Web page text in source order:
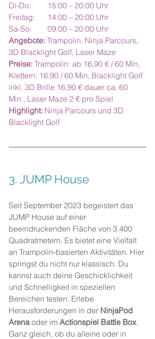
Di-Do: 	15:00 – 20:00 Uhr
Freitag:	14:00 – 20:00 Uhr
Sa-So:	09:00 – 20:00 Uhr
Angebote: Trampolin, Ninja Parcours,
3D Blacklight Golf, Laser Maze
Preise: Trampolin: ab 16,90 € / 60 Min,
Klettern: 16,90 / 60 Min, Blacklight Golf
inkl. 3D Brille 16,90 € dauer ca. 60
Min., Laser Maze 2 € pro Spiel
Highlight: Ninja Parcours und 3D
Blacklight Golf
3. JUMP House
Seit September 2023 begeistert das
JUMP House auf einer
beeindruckenden Fläche von 3.400
Quadratmetern. Es bietet eine Vielfalt
an Trampolin-basierten Aktivitäten. Hier
springst du nicht nur klassisch. Du
kannst auch deine Geschicklichkeit
und Schnelligkeit in speziellen
Bereichen testen. Erlebe
Herausforderungen in der NinjaPod
Arena oder im Actionspiel Battle Box.
Ganz gleich, ob du alleine oder in